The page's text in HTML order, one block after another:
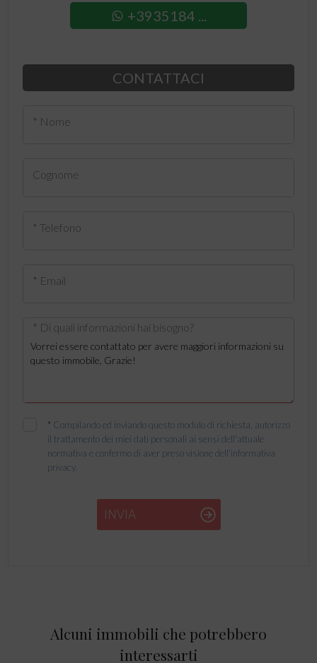
+3935184 ...
CONTATTACI
* Nome
Cognome
* Telefono
* Email
* Di quali informazioni hai bisogno?
* Compilando ed inviando questo modulo di richiesta, autorizzo
il trattamento dei miei dati personali ai sensi dell'attuale
normativa e confermo di aver preso visione dell'informativa
privacy.
INVIA
Alcuni immobili che potrebbero
interessarti